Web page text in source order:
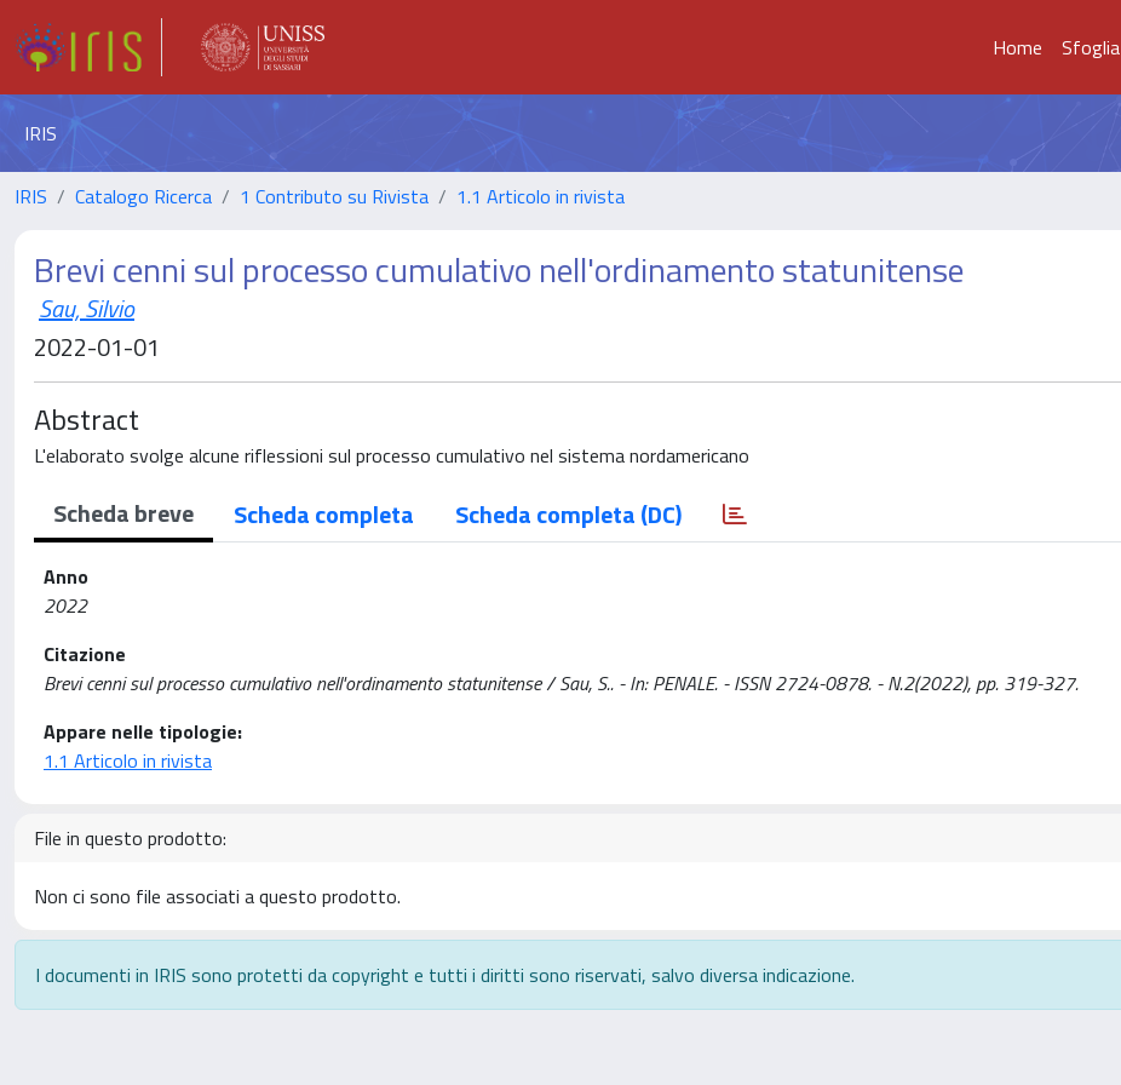
Home Sfoglia
IRIS
IRIS Catalogo Ricerca 1 Contributo su Rivista 1.1 Articolo in rivista
Brevi cenni sul processo cumulativo nell'ordinamento statunitense
Sau, Silvio
2022-01-01
Abstract
L'elaborato svolge alcune riflessioni sul processo cumulativo nel sistema nordamericano
Scheda breve Scheda completa Scheda completa (DC)
Anno
2022
Citazione
Brevi cenni sul processo cumulativo nell'ordinamento statunitense / Sau, S.. - In: PENALE. - ISSN 2724-0878. - N.2(2022), pp. 319-327.
Appare nelle tipologie:
1.1 Articolo in rivista
File in questo prodotto:
Non ci sono file associati a questo prodotto.
I documenti in IRIS sono protetti da copyright e tutti i diritti sono riservati, salvo diversa indicazione.